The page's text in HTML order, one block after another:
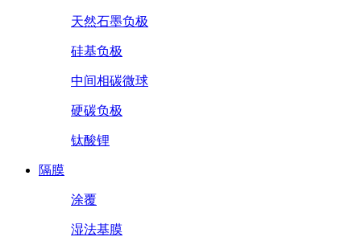
天然石墨负极
硅基负极
中间相碳微球
硬碳负极
钛酸锂
隔膜
涂覆
湿法基膜